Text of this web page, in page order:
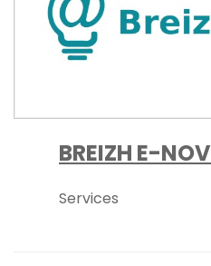
BREIZH E-NOV
Services